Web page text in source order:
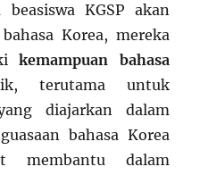
KGSP akan
Korea, mereka
kemampuan bahasa
terutama untuk
diajarkan dalam
bahasa Korea
membantu dalam